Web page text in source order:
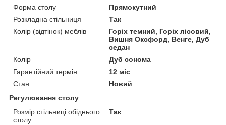
Форма столу
Прямокутний
Розкладна стільниця
Так
Колір (відтінок) меблів
Горіх темний, Горіх лісовий,
Вишня Оксфорд, Венге, Дуб
седан
Колір
Дуб сонома
Гарантійний термін
12 міс
Стан
Новий
Регулювання столу
Розмір стільниці обіднього
столу
Так